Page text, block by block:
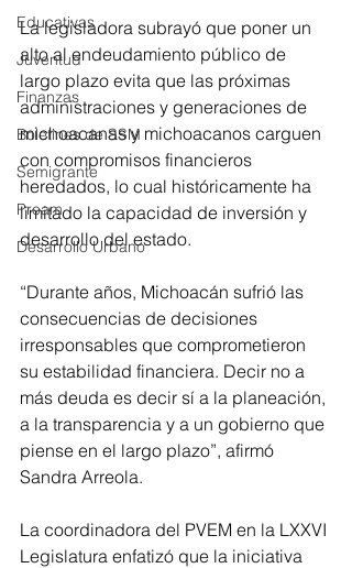
Educativas
Juventud
Finanzas
Boletines de SSM
Semigrante
Proam
Desarrollo Urbano
La legisladora subrayó que poner un
alto al endeudamiento público de
largo plazo evita que las próximas
administraciones y generaciones de
michoacanas y michoacanos carguen
con compromisos financieros
heredados, lo cual históricamente ha
limitado la capacidad de inversión y
desarrollo del estado.
“Durante años, Michoacán sufrió las
consecuencias de decisiones
irresponsables que comprometieron
su estabilidad financiera. Decir no a
más deuda es decir sí a la planeación,
a la transparencia y a un gobierno que
piense en el largo plazo”, afirmó
Sandra Arreola.
La coordinadora del PVEM en la LXXVI
Legislatura enfatizó que la iniciativa